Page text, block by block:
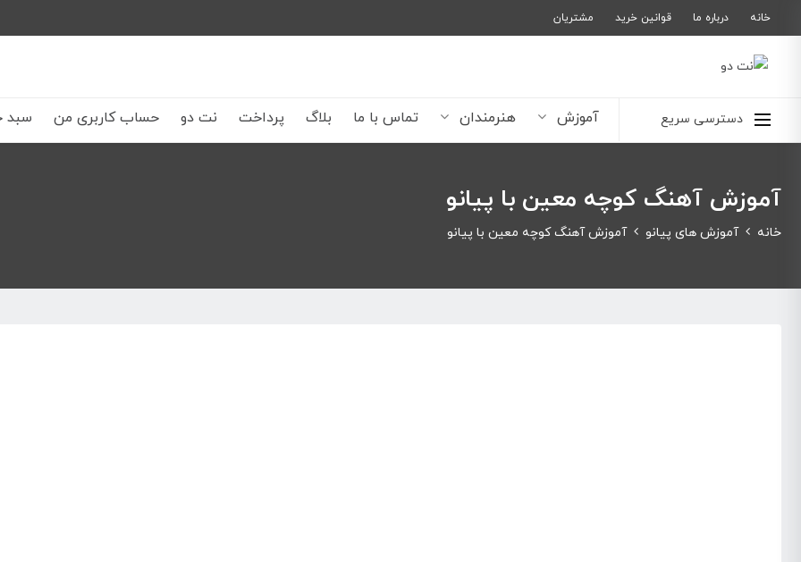
خانه درباره ما قوانین خرید مشتریان
دسترسی سریع آموزش هنرمندان تماس با ما بلاگ پرداخت نت دو حساب کاربری من سبد
آموزش آهنگ کوچه معین با پیانو
خانه آموزش های پیانو آموزش آهنگ کوچه معین با پیانو